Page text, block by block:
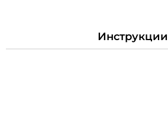
Инструкции